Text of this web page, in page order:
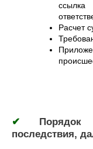
ссылка
Расчет
✔ Порядок
последствия,